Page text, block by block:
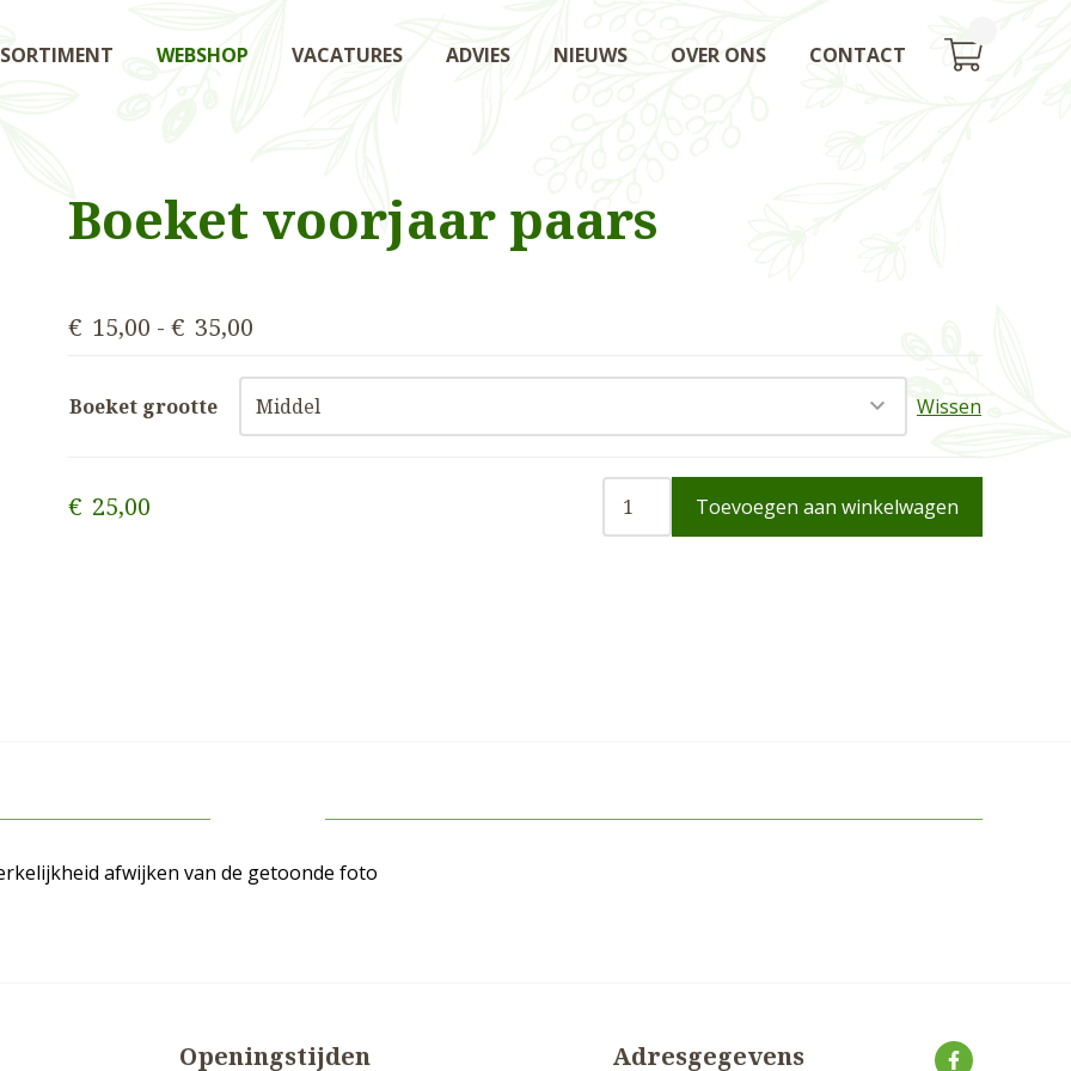
WEBSHOP VACATURES ADVIES NIEUWS OVER ONS CONTACT
Boeket voorjaar paars
€ 15,00 - € 35,00
Boeket grootte Wissen
€ 25,00 Toevoegen aan winkelwagen
afwijken van de getoonde foto
Openingstijden Adresgegevens